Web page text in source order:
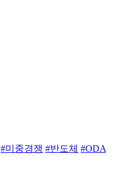
#미중경쟁 #반도체 #ODA